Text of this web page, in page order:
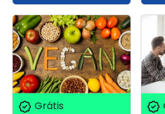
Grátis